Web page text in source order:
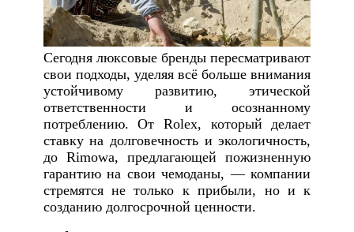
Сегодня люксовые бренды пересматривают
свои подходы, уделяя всё больше внимания
устойчивому развитию, этической
ответственности и осознанному
потреблению. От Rolex, который делает
ставку на долговечность и экологичность,
до Rimowa, предлагающей пожизненную
гарантию на свои чемоданы, — компании
стремятся не только к прибыли, но и к
созданию долгосрочной ценности.